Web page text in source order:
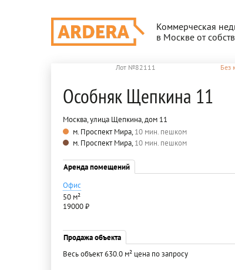
Коммерческая
в Москве от
Лот №82111 Без
Особняк Щепкина 11
Москва, улица Щепкина, дом 11
м. Проспект Мира,10 мин. пешком
м. Проспект Мира,10 мин. пешком
Аренда помещений
Офис
50 м²
19000 ₽
Продажа объекта
Весь объект 630.0 м² цена по запросу